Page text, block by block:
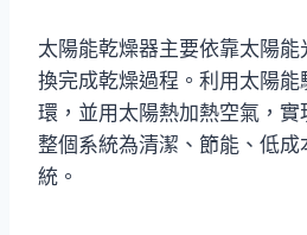
太陽能乾燥器主要依靠太陽
換完成乾燥過程。利用太陽
環，並用太陽熱加熱空氣，實
整個系統為清潔、節能、低
統。